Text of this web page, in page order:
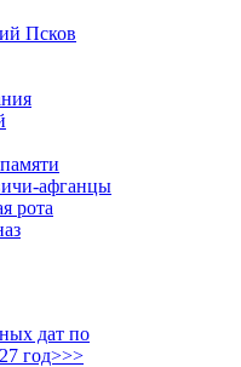
Псков
афганцы
рота
дат по
год>>>